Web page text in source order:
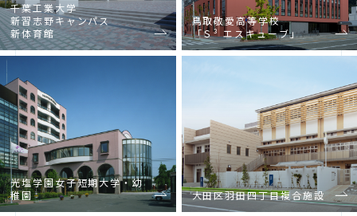
千葉工業大学
新習志野キャンパス
新体育館
鳥取敬愛高等学校
「Ｓ³ エスキューブ」
光塩学園女子短期大学・幼
稚園
大田区羽田四丁目複合施設